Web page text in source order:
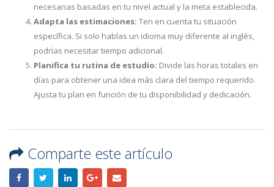
necesarias basadas en tu nivel actual y la meta establecida.
Adapta las estimaciones: Ten en cuenta tu situación
específica. Si solo hablas un idioma muy diferente al inglés,
podrías necesitar tiempo adicional.
Planifica tu rutina de estudio: Divide las horas totales en
días para obtener una idea más clara del tiempo requerido.
Ajusta tu plan en función de tu disponibilidad y dedicación.
Comparte este artículo